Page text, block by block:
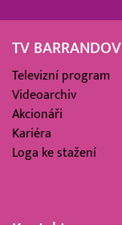
TV BARRANDOV
Televizní program
Videoarchiv
Akcionáři
Kariéra
Loga ke stažení